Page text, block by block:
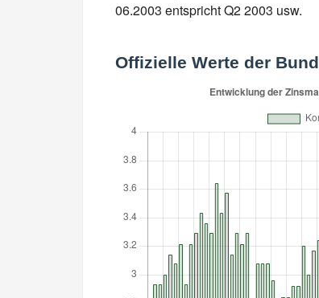
06.2003 entspricht Q2 2003 usw.
Offizielle Werte der